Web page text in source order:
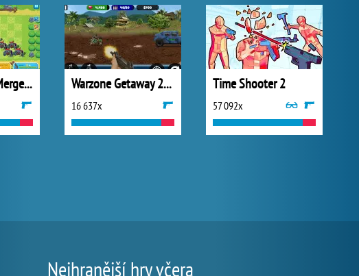
Chicken Wars Merge Connect Warzone Getaway 2020
16 637x
Time Shooter 2
57 092x
Nejhranější hry včera